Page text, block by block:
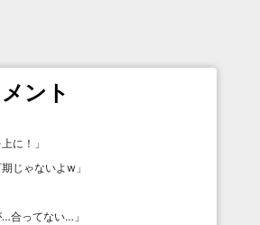
ント
に！ 」
じゃないよw 」
…合ってない… 」